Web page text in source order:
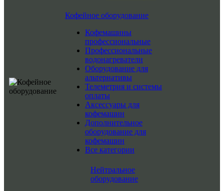
Кофейное оборудование
Кофемашины
профессиональные
Профессиональные
водонагреватели
Оборудование для
альтернативы
Телеметрия и системы
оплаты
Аксессуары для
кофемашин
Дополнительное
оборудование для
кофемашин
Все категории
Нейтральное
оборудование